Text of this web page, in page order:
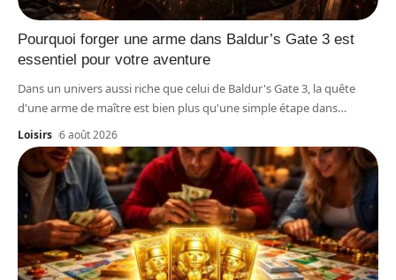
Pourquoi forger une arme dans Baldur’s Gate 3 est
essentiel pour votre aventure
Dans un univers aussi riche que celui de Baldur's Gate 3, la quête
d'une arme de maître est bien plus qu'une simple étape dans…
Loisirs 6 août 2026